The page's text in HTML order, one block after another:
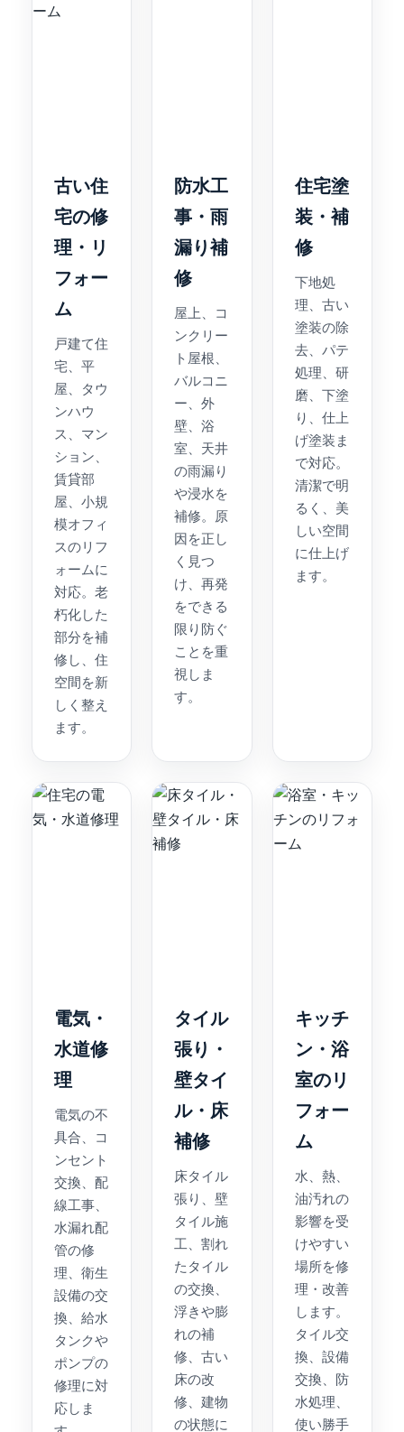
古い住
宅の修
理・リ
フォー
ム
戸建て住
宅、平
屋、タウ
ンハウ
ス、マン
ション、
賃貸部
屋、小規
模オフィ
スのリフ
ォームに
対応。老
朽化した
部分を補
修し、住
空間を新
しく整え
ます。
防水工
事・雨
漏り補
修
屋上、コ
ンクリー
ト屋根、
バルコニ
ー、外
壁、浴
室、天井
の雨漏り
や浸水を
補修。原
因を正し
く見つ
け、再発
をできる
限り防ぐ
ことを重
視しま
す。
住宅塗
装・補
修
下地処
理、古い
塗装の除
去、パテ
処理、研
磨、下塗
り、仕上
げ塗装ま
で対応。
清潔で明
るく、美
しい空間
に仕上げ
ます。
電気・
水道修
理
電気の不
具合、コ
ンセント
交換、配
線工事、
水漏れ配
管の修
理、衛生
設備の交
換、給水
タンクや
ポンプの
修理に対
応しま
タイル
張り・
壁タイ
ル・床
補修
床タイル
張り、壁
タイル施
工、割れ
たタイル
の交換、
浮きや膨
れの補
修、古い
床の改
修、建物
の状態に
キッチ
ン・浴
室のリ
フォー
ム
水、熱、
油汚れの
影響を受
けやすい
場所を修
理・改善
します。
タイル交
換、設備
交換、防
水処理、
使い勝手